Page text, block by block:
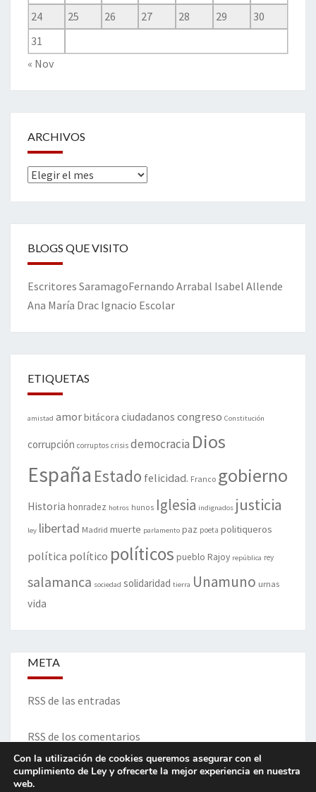
24
25 26 27 28 29
30
31
« Nov
ARCHIVOS
Archivos
BLOGS QUE VISITO
Escritores SaramagoFernando Arrabal Isabel Allende
Ana María Drac Ignacio Escolar
ETIQUETAS
amistad amorbitácora ciudadanos congreso Constitución
corrupción corruptos crisis democracia Dios
España Estado felicidad. Franco gobierno
Historia honradez hotros hunos Iglesia indignados justicia
ley libertad Madrid muerte parlamento paz poeta politiqueros
política político políticos pueblo Rajoy república rey
salamanca sociedad solidaridad tierra Unamuno urnas
vida
META
RSS de las entradas
RSS de los comentarios
Con la utilización de cookies queremos asegurar con el
cumplimiento de Ley y ofrecerte la mejor experiencia en nuestra
web.